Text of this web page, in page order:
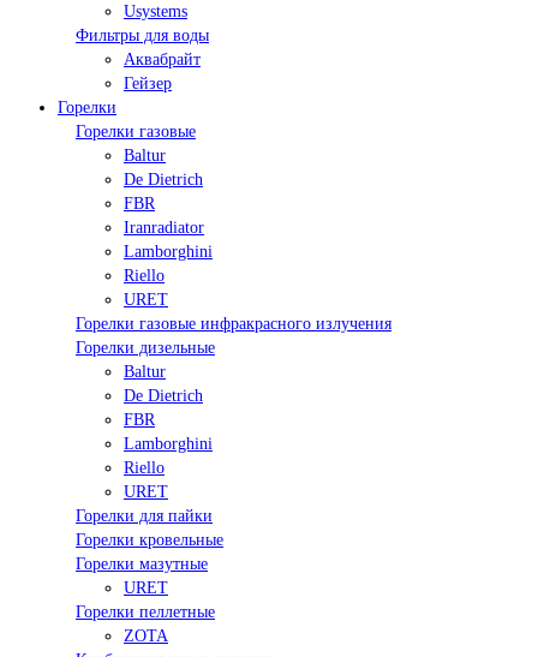
Usystems
Фильтры для воды
Аквабрайт
Гейзер
Горелки
Горелки газовые
Baltur
De Dietrich
FBR
Iranradiator
Lamborghini
Riello
URET
Горелки газовые инфракрасного излучения
Горелки дизельные
Baltur
De Dietrich
FBR
Lamborghini
Riello
URET
Горелки для пайки
Горелки кровельные
Горелки мазутные
URET
Горелки пеллетные
ZOTA